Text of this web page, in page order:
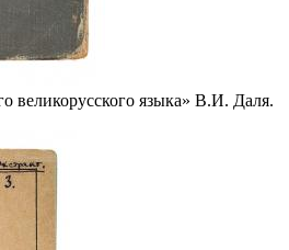
великорусского языка» В.И. Даля.